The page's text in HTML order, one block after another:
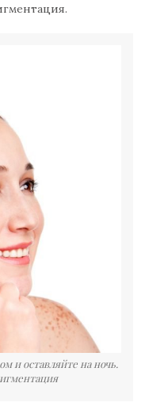
и оставляйте на ночь.